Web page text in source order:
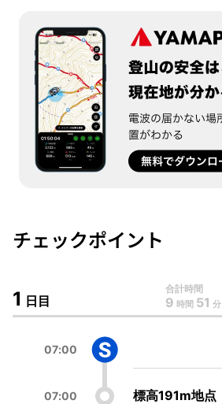
登山の安全はここから
現在地が分かるGPSアプリ
無料でダウンロード
チェックポイント
1 日目
合計時間
9 時間 51 分
07:00
07:00 標高191m地点